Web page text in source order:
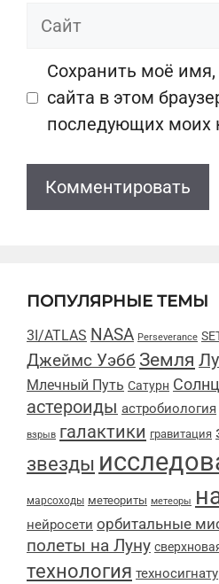
Сайт
Сохранить моё
сайта в этом
последующих моих
ПОПУЛЯРНЫЕ ТЕМЫ
3I/ATLAS NASA Perseverance
Джеймс Уэбб Земля
Млечный Путь Сатурн
астероиды астробиология
взрыв галактики гравитация
звезды
марсоходы метеориты метеоры
нейросети орбитальные
полеты на Луну
технология